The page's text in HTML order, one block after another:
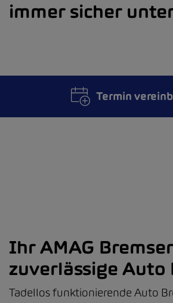
immer sicher
Termin
Ihr AMAG
zuverlässige Auto
Tadellos funktionierende Auto